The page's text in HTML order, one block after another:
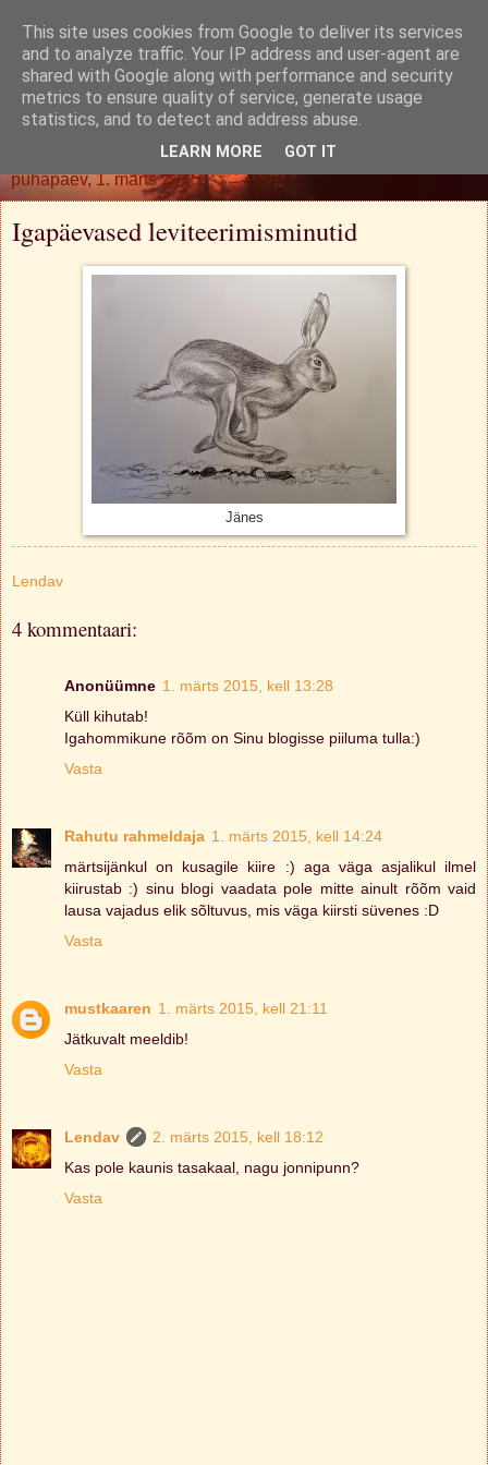
Oh. Jah. Muidugi.
pühapäev, 1. märts 2015
Igapäevased leviteerimisminutid
Jänes
Lendav
4 kommentaari:
Anonüümne 1. märts 2015, kell 13:28
Küll kihutab!
Igahommikune rõõm on Sinu blogisse piiluma tulla:)
Vasta
Rahutu rahmeldaja 1. märts 2015, kell 14:24
märtsijänkul on kusagile kiire :) aga väga asjalikul ilmel
kiirustab :) sinu blogi vaadata pole mitte ainult rõõm vaid
lausa vajadus elik sõltuvus, mis väga kiirsti süvenes :D
Vasta
mustkaaren 1. märts 2015, kell 21:11
Jätkuvalt meeldib!
Vasta
Lendav
2. märts 2015, kell 18:12
Kas pole kaunis tasakaal, nagu jonnipunn?
Vasta
This site uses cookies from Google to deliver its services
and to analyze traffic. Your IP address and user-agent are
shared with Google along with performance and security
metrics to ensure quality of service, generate usage
statistics, and to detect and address abuse.
LEARN MORE GOT IT